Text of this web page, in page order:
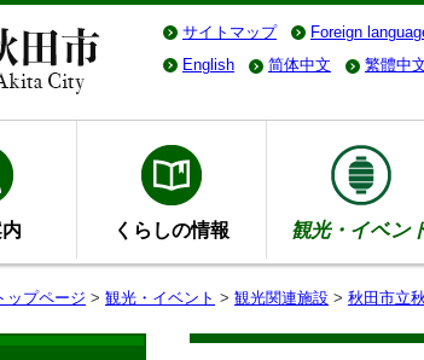
サイトマップ Foreign
English
简体中文 繁體中
くらしの情報 観光・イベン
ップページ > 観光・イベント > 観光関連施設 > 秋田市立